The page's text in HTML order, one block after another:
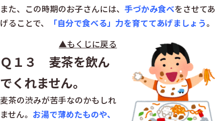
また、この時期のお子さんには、 手づかみ食べをさせてあ
げることで、
「自分で食べる」力を育ててあげましょう。
▲もくじに戻る
Ｑ１３ 麦茶を飲ん
でくれません。
麦茶の渋みが苦手なのかもしれ
ません。 お湯で薄めたものや、